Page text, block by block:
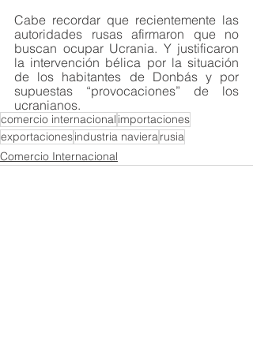
Cabe recordar que recientemente las
autoridades rusas afirmaron que no
buscan ocupar Ucrania. Y justificaron
la intervención bélica por la situación
de los habitantes de Donbás y por
supuestas “provocaciones” de los
ucranianos.
comercio internacional importaciones
exportacionesindustria navierarusia
Comercio Internacional